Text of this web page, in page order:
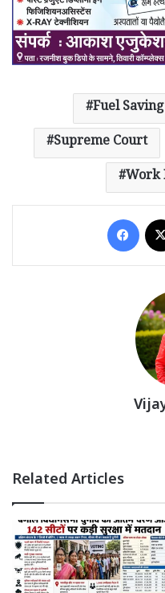
Fuel Saving
Supreme Court
Work
Related Articles